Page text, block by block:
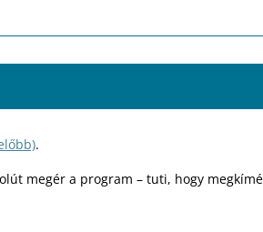
.
megér a program – tuti, hogy